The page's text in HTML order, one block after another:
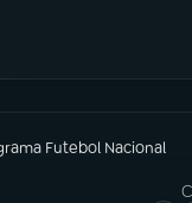
Futebol Nacional